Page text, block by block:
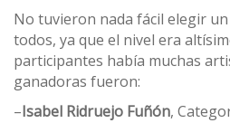
No tuvieron nada fácil elegir
todos, ya que el nivel era
participantes había muchas
ganadoras fueron:
–Isabel Ridruejo Fuñón,